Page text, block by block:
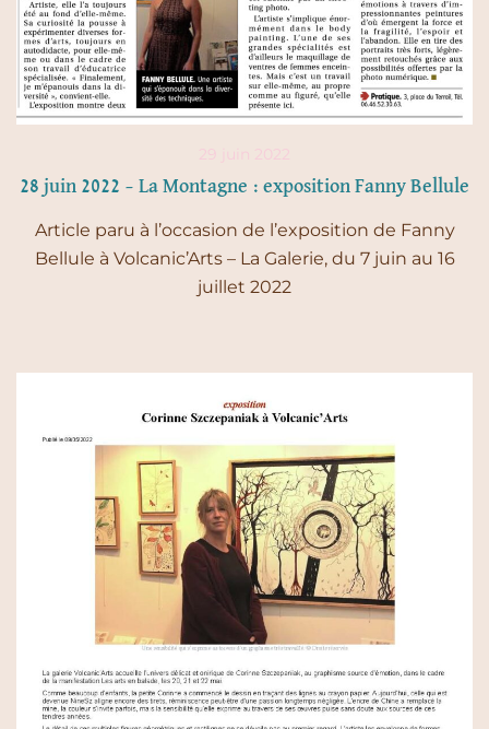
29 juin 2022
28 juin 2022 – La Montagne : exposition Fanny Bellule
Article paru à l’occasion de l’exposition de Fanny
Bellule à Volcanic’Arts – La Galerie, du 7 juin au 16
juillet 2022